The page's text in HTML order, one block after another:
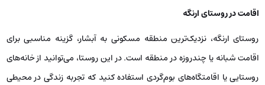
اقامت در روستای ارنگه
روستای ارنگه، نزدیک‌ترین منطقه مسکونی به آبشار، گزینه مناسبی برای
اقامت شبانه یا چندروزه در منطقه است. در این روستا، می‌توانید از خانه‌های
روستایی یا اقامتگاه‌های بوم‌گردی استفاده کنید که تجربه زندگی در محیطی